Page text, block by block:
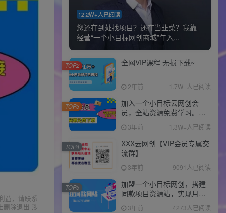
益，请联系
删除退出 涉
12.2W+人已阅读
您还在到处找项目？还在当韭菜？我靠
经营“一个小目标网创商城”年入...
全网VIP课程 无损下载~
2年前 1.7W+人已阅读
TOP2
加入一个小目标云网创会
员，全站资源免费学习。更
可享受推广高达80%分佣！
3年前 1.3W+人已阅读
TOP3
XXX云网创【VIP会员专属交
流群】
3年前 9091人已阅读
TOP4
加盟一个小目标网创，搭建
同款项目资源站，实现月入
10w+！！
3年前 4273人已阅读
TOP5